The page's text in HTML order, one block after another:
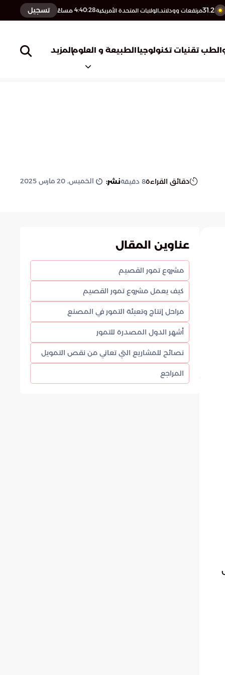
31.2مرتفعات وودلاند,الولايات المتحدة الأمريكية4:40:29 مساءً تسجيل
تقنيات تكنولوجياالطبيعة و العلومالمزيد
دقائق القراءة8 دقيقةنشر: الخميس, 20 مارس 2025
عناوين المقال
مشروع تمور القصيم
كيف يعمل مشروع تمور القصيم
مراحل إنتاج وتعبئة التمور في المصنع
أشهر الدول المصدرة للتمور
نصائح للمشاريع التي تعاني من نقص التمويل
المراجع